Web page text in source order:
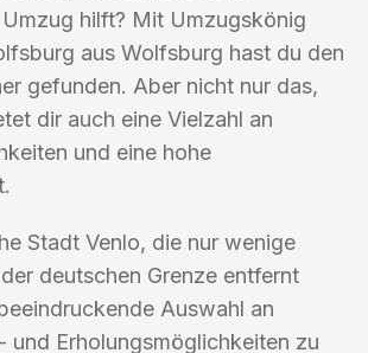
hilft? Mit Umzugskönig
aus Wolfsburg hast du den
gefunden. Aber nicht nur das,
dir auch eine Vielzahl an
und eine hohe
Stadt Venlo, die nur wenige
deutschen Grenze entfernt
Auswahl an
und Erholungsmöglichkeiten zu